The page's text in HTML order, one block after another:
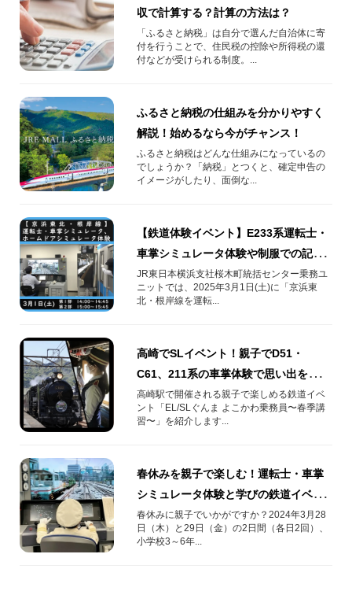
収で計算する？計算の方法は？
「ふるさと納税」は自分で選んだ自治体に寄
付を行うことで、住民税の控除や所得税の還
付などが受けられる制度。...
ふるさと納税の仕組みを分かりやすく
解説！始めるなら今がチャンス！
ふるさと納税はどんな仕組みになっているの
でしょうか？「納税」とつくと、確定申告の
イメージがしたり、面倒な...
【鉄道体験イベント】E233系運転士・
車掌シミュレータ体験や制服での記念
撮影を開催！
JR東日本横浜支社桜木町統括センター乗務ユ
ニットでは、2025年3月1日(土)に「京浜東
北・根岸線を運転...
高崎でSLイベント！親子でD51・
C61、211系の車掌体験で思い出を作ろ
う！
高崎駅で開催される親子で楽しめる鉄道イベ
ント「EL/SLぐんま よこかわ乗務員〜春季講
習〜」を紹介します...
春休みを親子で楽しむ！運転士・車掌
シミュレータ体験と学びの鉄道イベン
トin新宿
春休みに親子でいかがですか？2024年3月28
日（木）と29日（金）の2日間（各日2回）、
小学校3～6年...